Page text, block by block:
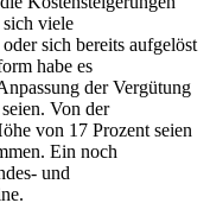
sich viele
sich bereits aufgelöst
habe es
der Vergütung
Von der
von 17 Prozent seien
Ein noch
und